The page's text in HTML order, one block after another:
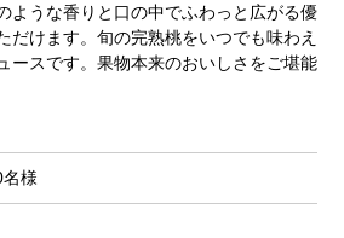
ような香りと口の中でふわっと広がる優
だけます。旬の完熟桃をいつでも味わえ
ースです。果物本来のおいしさをご堪能
様